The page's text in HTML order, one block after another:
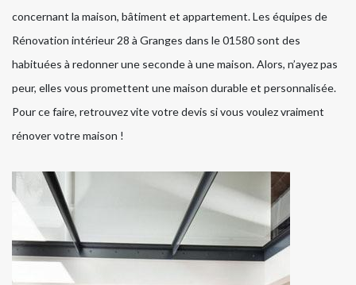
concernant la maison, bâtiment et appartement. Les équipes de
Rénovation intérieur 28 à Granges dans le 01580 sont des
habituées à redonner une seconde à une maison. Alors, n’ayez pas
peur, elles vous promettent une maison durable et personnalisée.
Pour ce faire, retrouvez vite votre devis si vous voulez vraiment
rénover votre maison !